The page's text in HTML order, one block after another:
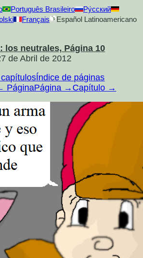
Português Brasileiro
Ру́сский
Français
Español Latinoamericano
los neutrales, Página 10
de Abril de 2012
Índice de páginas
PáginaPágina → Capítulo →